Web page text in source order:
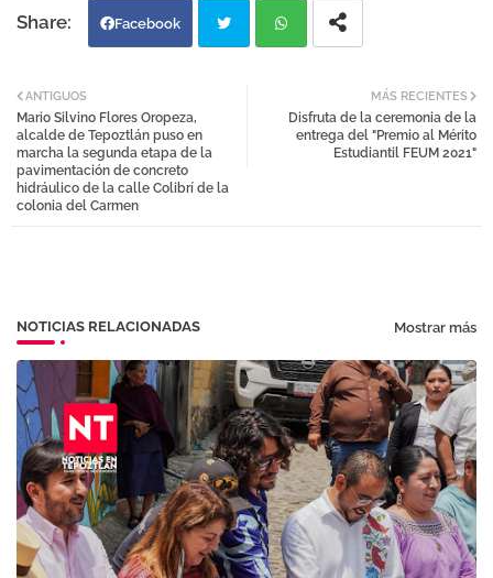
Facebook
atsa
MÁS RECIENTES
Disfruta de la ceremonia de la
entrega del "Premio al Mérito
Estudiantil FEUM 2021"
ANTIGUOS
Mario Silvino Flores Oropeza,
alcalde de Tepoztlán puso en
marcha la segunda etapa de la
pavimentación de concreto
hidráulico de la calle Colibrí de la
colonia del Carmen
NOTICIAS RELACIONADAS Mostrar más